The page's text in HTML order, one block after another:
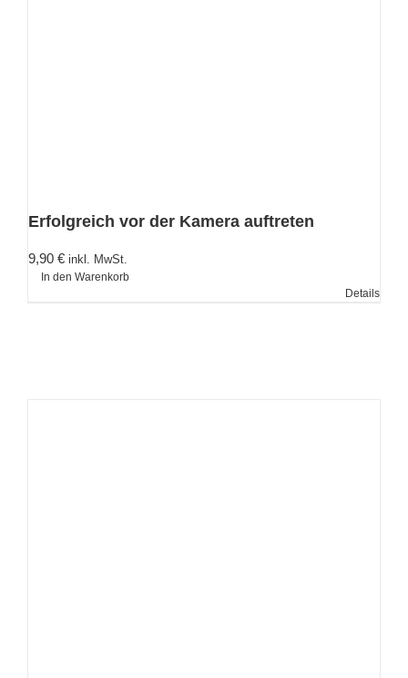
Erfolgreich vor der Kamera auftreten
9,90 € inkl. MwSt.
In den Warenkorb
Details